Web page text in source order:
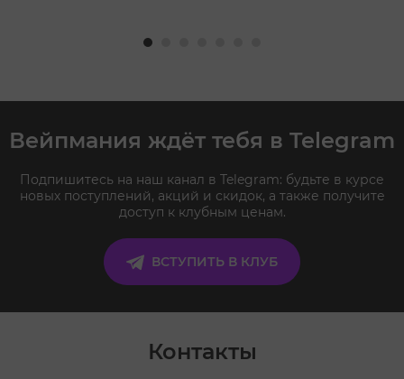
Вейпмания ждёт тебя в Telegram
Подпишитесь на наш канал в Telegram: будьте в курсе
новых поступлений, акций и скидок, а также получите
доступ к клубным ценам.
ВСТУПИТЬ В КЛУБ
Контакты